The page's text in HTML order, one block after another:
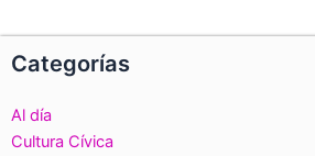
Categorías
Al día
Cultura Cívica